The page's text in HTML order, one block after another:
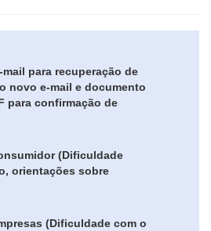
para recuperação de
novo e-mail e documento
para confirmação de
(Dificuldade
orientações sobre
(Dificuldade com o